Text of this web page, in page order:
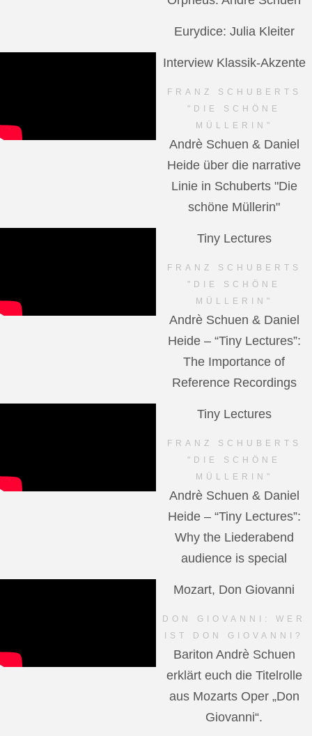
Eurydice: Julia Kleiter
Interview Klassik-Akzente
FRANZ SCHUBERTS
"DIE SCHÖNE
MÜLLERIN"
Andrè Schuen & Daniel
Heide über die narrative
Linie in Schuberts "Die
schöne Müllerin"
Tiny Lectures
FRANZ SCHUBERTS
"DIE SCHÖNE
MÜLLERIN"
Andrè Schuen & Daniel
Heide – “Tiny Lectures”:
The Importance of
Reference Recordings
Tiny Lectures
FRANZ SCHUBERTS
"DIE SCHÖNE
MÜLLERIN"
Andrè Schuen & Daniel
Heide – “Tiny Lectures”:
Why the Liederabend
audience is special
Mozart, Don Giovanni
DON GIOVANNI: WER
IST DON GIOVANNI?
Bariton Andrè Schuen
erklärt euch die Titelrolle
aus Mozarts Oper „Don
Giovanni“.